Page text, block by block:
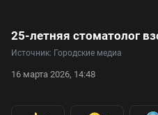
Источник: Городские медиа
16 марта 2026, 14:48